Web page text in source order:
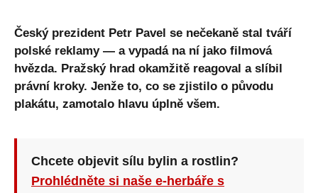
Český prezident Petr Pavel se nečekaně stal tváří
polské reklamy — a vypadá na ní jako filmová
hvězda. Pražský hrad okamžitě reagoval a slíbil
právní kroky. Jenže to, co se zjistilo o původu
plakátu, zamotalo hlavu úplně všem.
Chcete objevit sílu bylin a rostlin?
Prohlédněte si naše e-herbáře s